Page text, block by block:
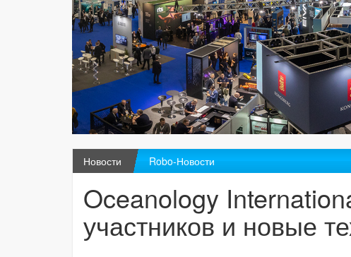
Новости Robo-Новости
Oceanology
участников и новые